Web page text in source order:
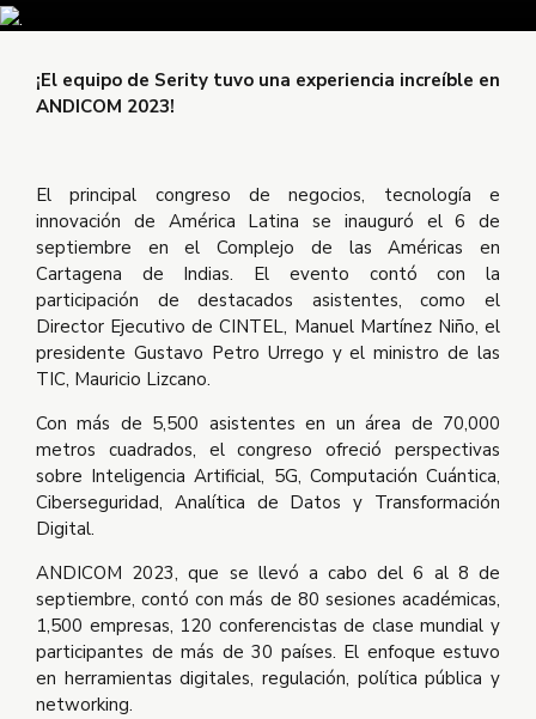
¡El equipo de Serity tuvo una experiencia increíble en
ANDICOM 2023!
El principal congreso de negocios, tecnología e
innovación de América Latina se inauguró el 6 de
septiembre en el Complejo de las Américas en
Cartagena de Indias. El evento contó con la
participación de destacados asistentes, como el
Director Ejecutivo de CINTEL, Manuel Martínez Niño, el
presidente Gustavo Petro Urrego y el ministro de las
TIC, Mauricio Lizcano.
Con más de 5,500 asistentes en un área de 70,000
metros cuadrados, el congreso ofreció perspectivas
sobre Inteligencia Artificial, 5G, Computación Cuántica,
Ciberseguridad, Analítica de Datos y Transformación
Digital.
ANDICOM 2023, que se llevó a cabo del 6 al 8 de
septiembre, contó con más de 80 sesiones académicas,
1,500 empresas, 120 conferencistas de clase mundial y
participantes de más de 30 países. El enfoque estuvo
en herramientas digitales, regulación, política pública y
networking.